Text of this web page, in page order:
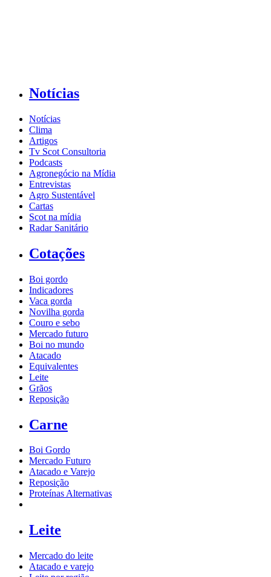
Notícias
Notícias
Clima
Artigos
Tv Scot Consultoria
Podcasts
Agronegócio na Mídia
Entrevistas
Agro Sustentável
Cartas
Scot na mídia
Radar Sanitário
Cotações
Boi gordo
Indicadores
Vaca gorda
Novilha gorda
Couro e sebo
Mercado futuro
Boi no mundo
Atacado
Equivalentes
Leite
Grãos
Reposição
Carne
Boi Gordo
Mercado Futuro
Atacado e Varejo
Reposição
Proteínas Alternativas
Leite
Mercado do leite
Atacado e varejo